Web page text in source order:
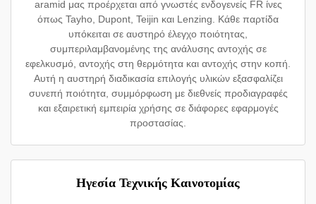
aramid μας προέρχεται από γνωστές ενδογενείς FR ίνες
όπως Tayho, Dupont, Teijin και Lenzing. Κάθε παρτίδα
υπόκειται σε αυστηρό έλεγχο ποιότητας,
συμπεριλαμβανομένης της ανάλυσης αντοχής σε
εφελκυσμό, αντοχής στη θερμότητα και αντοχής στην κοπή.
Αυτή η αυστηρή διαδικασία επιλογής υλικών εξασφαλίζει
συνεπή ποιότητα, συμμόρφωση με διεθνείς προδιαγραφές
και εξαιρετική εμπειρία χρήσης σε διάφορες εφαρμογές
προστασίας.
Ηγεσία Τεχνικής Καινοτομίας